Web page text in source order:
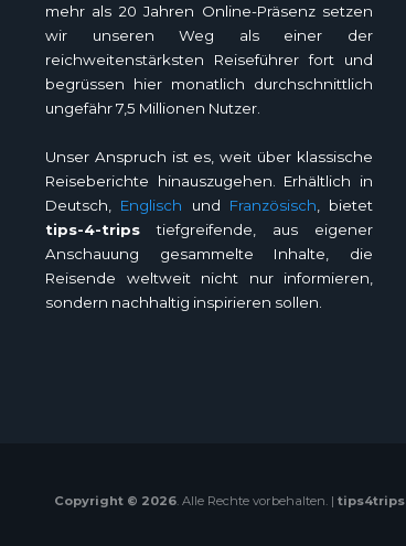
mehr als 20 Jahren Online-Präsenz setzen
wir unseren Weg als einer der
reichweitenstärksten Reiseführer fort und
begrüssen hier monatlich durchschnittlich
ungefähr 7,5 Millionen Nutzer.
Unser Anspruch ist es, weit über klassische
Reiseberichte hinauszugehen. Erhältlich in
Deutsch, Englisch und Französisch , bietet
tips-4-trips tiefgreifende, aus eigener
Anschauung gesammelte Inhalte, die
Reisende weltweit nicht nur informieren,
sondern nachhaltig inspirieren sollen.
Copyright © 2026. Alle Rechte vorbehalten. | tips4trips